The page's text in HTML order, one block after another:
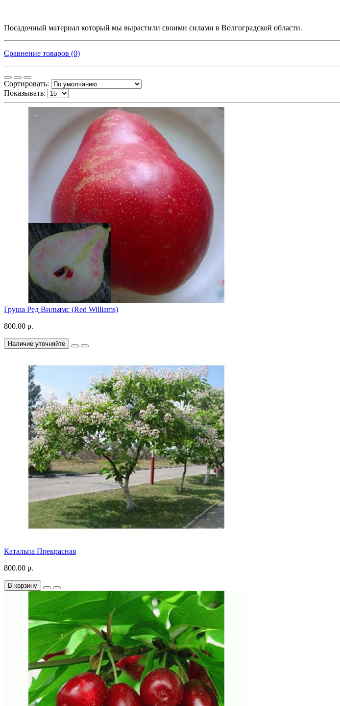
Посадочный материал который мы вырастили своими силами в Волгоградской области.
Сравнение товаров (0)
Сортировать:
Показывать:
Груша Ред Вильямс (Red Williams)
800.00 р.
Наличие уточняйте
Катальпа Прекрасная
800.00 р.
В корзину